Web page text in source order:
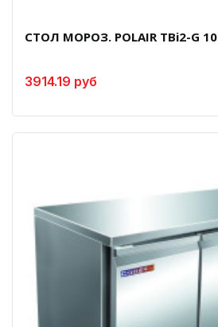
СТОЛ МОРОЗ. POLAIR TВi2-G
3914.19 руб